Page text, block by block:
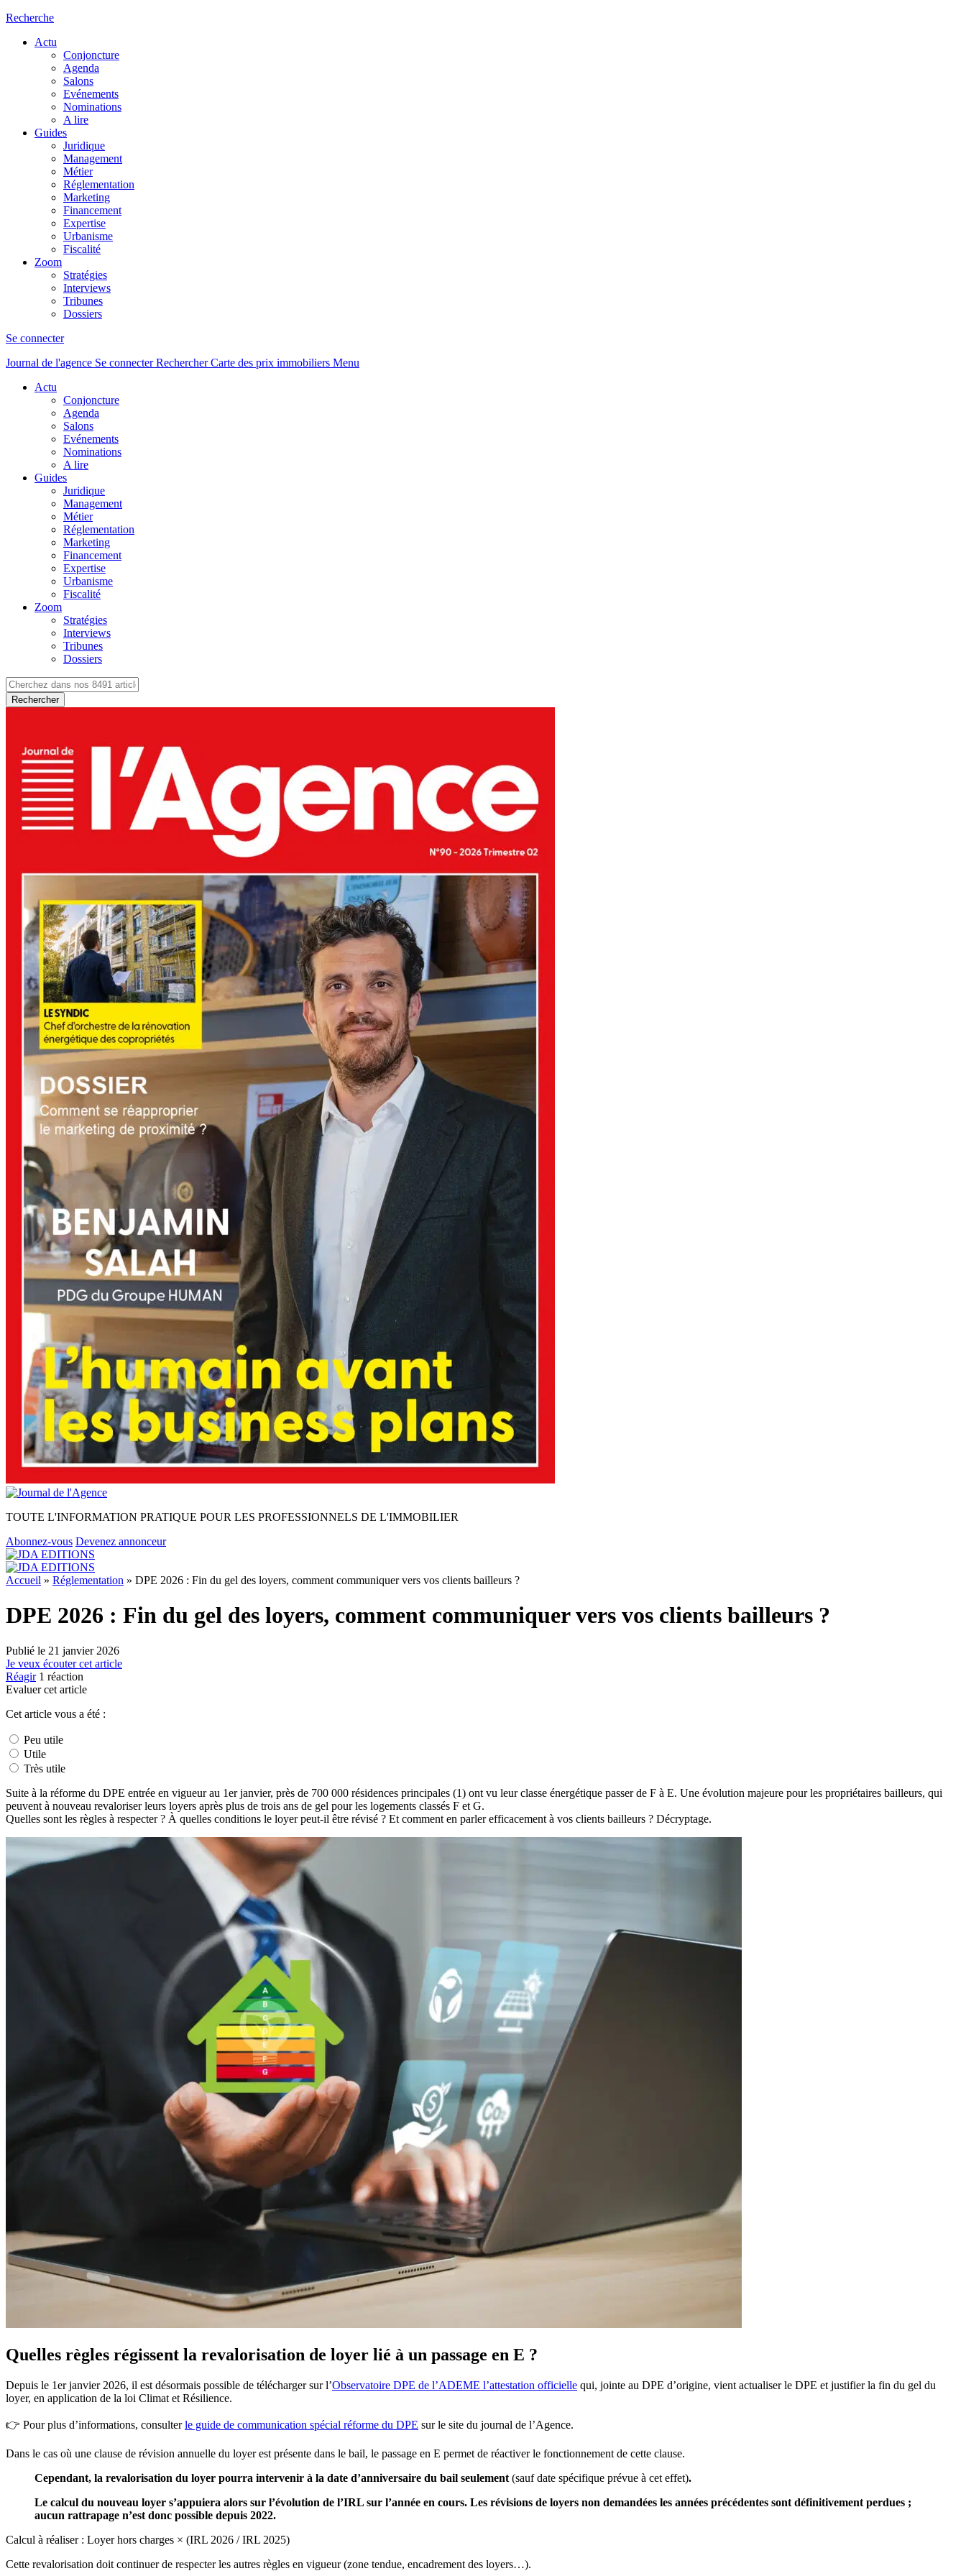
Recherche
Actu
Conjoncture
Agenda
Salons
Evénements
Nominations
A lire
Guides
Juridique
Management
Métier
Réglementation
Marketing
Financement
Expertise
Urbanisme
Fiscalité
Zoom
Stratégies
Interviews
Tribunes
Dossiers
Se connecter
Journal de l'agence Se connecterRechercher Carte des prix immobiliers Menu
Actu
Conjoncture
Agenda
Salons
Evénements
Nominations
A lire
Guides
Juridique
Management
Métier
Réglementation
Marketing
Financement
Expertise
Urbanisme
Fiscalité
Zoom
Stratégies
Interviews
Tribunes
Dossiers
Rechercher
TOUTE L'INFORMATION PRATIQUE POUR LES PROFESSIONNELS DE L'IMMOBILIER
Abonnez-vous Devenez annonceur
Accueil » Réglementation » DPE 2026 : Fin du gel des loyers, comment communiquer vers vos clients bailleurs ?
DPE 2026 : Fin du gel des loyers, comment communiquer vers vos clients bailleurs ?
Publié le 21 janvier 2026
Je veux écouter cet article
Réagir 1 réaction
Evaluer cet article
Cet article vous a été :
Peu utile
Utile
Très utile
Suite à la réforme du DPE entrée en vigueur au 1er janvier, près de 700 000 résidences principales (1) ont vu leur classe énergétique passer de F à E. Une évolution majeure pour les propriétaires bailleurs, qui
peuvent à nouveau revaloriser leurs loyers après plus de trois ans de gel pour les logements classés F et G.
Quelles sont les règles à respecter ? À quelles conditions le loyer peut-il être révisé ? Et comment en parler efficacement à vos clients bailleurs ? Décryptage.
Quelles règles régissent la revalorisation de loyer lié à un passage en E ?
Depuis le 1er janvier 2026, il est désormais possible de télécharger sur l’Observatoire DPE de l’ADEME l’attestation officielle qui, jointe au DPE d’origine, vient actualiser le DPE et justifier la fin du gel du
loyer, en application de la loi Climat et Résilience.
👉 Pour plus d’informations, consulterle guide de communication spécial réforme du DPE sur le site du journal de l’Agence.
Dans le cas où une clause de révision annuelle du loyer est présente dans le bail, le passage en E permet de réactiver le fonctionnement de cette clause.
Cependant, la revalorisation du loyer pourra intervenir à la date d’anniversaire du bail seulement (sauf date spécifique prévue à cet effet).
Le calcul du nouveau loyer s’appuiera alors sur l’évolution de l’IRL sur l’année en cours. Les révisions de loyers non demandées les années précédentes sont définitivement perdues ;
aucun rattrapage n’est donc possible depuis 2022.
Calcul à réaliser : Loyer hors charges × (IRL 2026 / IRL 2025)
Cette revalorisation doit continuer de respecter les autres règles en vigueur (zone tendue, encadrement des loyers…).